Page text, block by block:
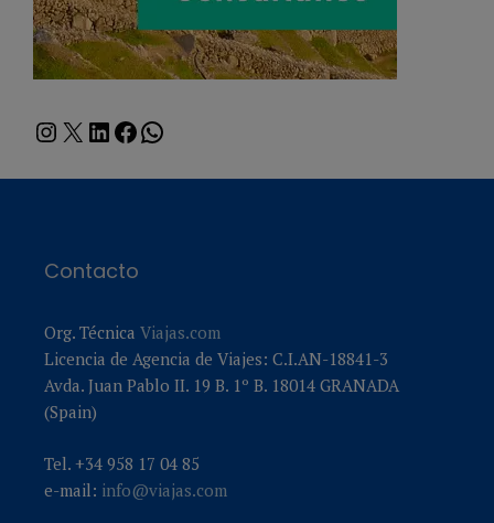
Instagram
X LinkedIn
Facebook
WhatsApp
Contacto
Org. Técnica Viajas.com
Licencia de Agencia de Viajes: C.I.AN-18841-3
Avda. Juan Pablo II. 19 B. 1º B. 18014 GRANADA
(Spain)
Tel. +34 958 17 04 85
e-mail: info@viajas.com